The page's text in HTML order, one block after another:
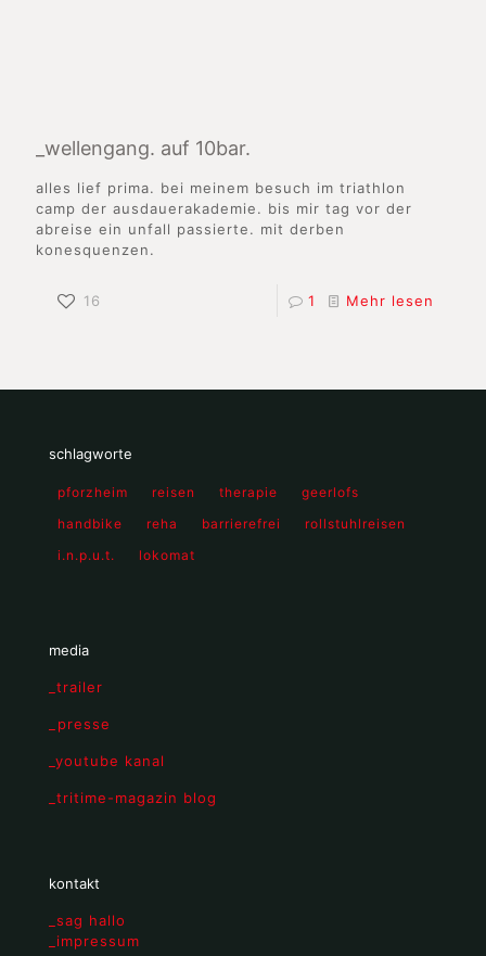
_wellengang. auf 10bar.
alles lief prima. bei meinem besuch im triathlon
camp der ausdauerakademie. bis mir tag vor der
abreise ein unfall passierte. mit derben
konesquenzen.
16 1 Mehr lesen
schlagworte
pforzheim reisen therapie
geerlofs
handbike
reha barrierefrei
rollstuhlreisen
i.n.p.u.t.
lokomat
media
_trailer
_presse
_youtube kanal
_tritime-magazin blog
kontakt
_sag hallo
_impressum